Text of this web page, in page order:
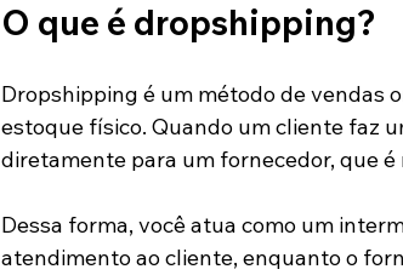
O que é dropshipping?
Dropshipping é um método de vendas
estoque físico. Quando um cliente faz
diretamente para um fornecedor, que
Dessa forma, você atua como um
atendimento ao cliente, enquanto o